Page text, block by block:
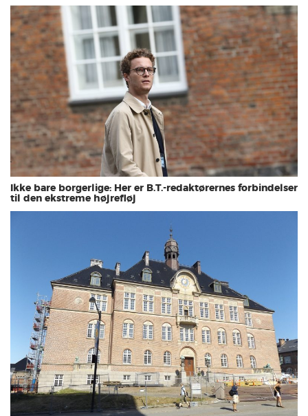
Ikke bare borgerlige: Her er B.T.-redaktørernes forbindelser
til den ekstreme højrefløj